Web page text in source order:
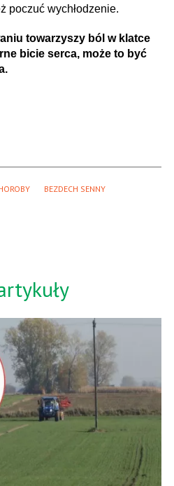
poczuć wychłodzenie.
towarzyszy ból w klatce
bicie serca, może to być
BEZDECH SENNY